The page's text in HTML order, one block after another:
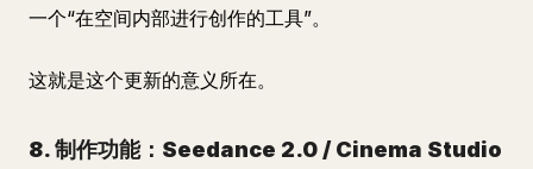
一个“在空间内部进行创作的工具”。
这就是这个更新的意义所在。
8. 制作功能：Seedance 2.0 / Cinema Studio